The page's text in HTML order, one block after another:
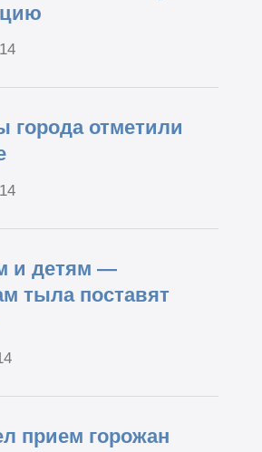
города отметили
и детям —
тыла поставят
прием горожан